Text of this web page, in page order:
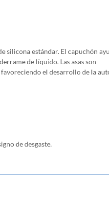
silicona estándar. El capuchón
derrame de líquido. Las asas son
favoreciendo el desarrollo de la
de desgaste.